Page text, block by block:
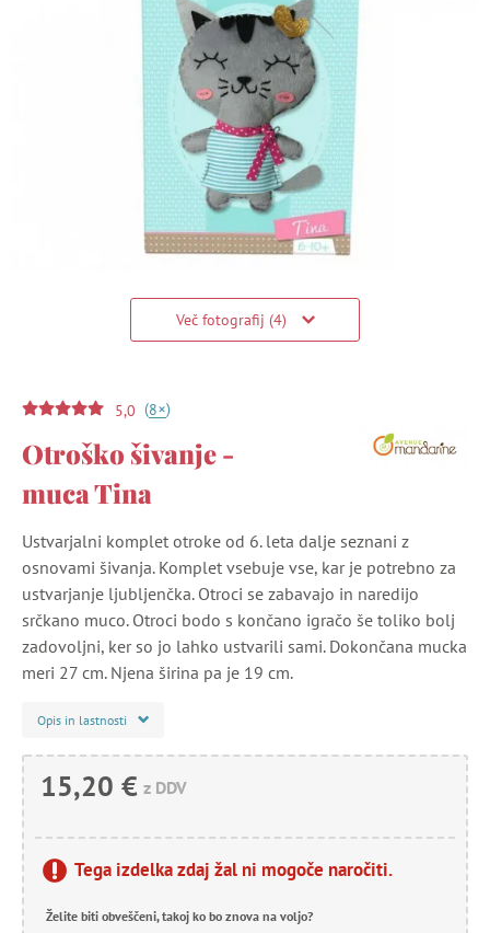
Več fotografij (4)
5,0 (8+)
Otroško šivanje -
muca Tina
Ustvarjalni komplet otroke od 6. leta dalje seznani z
osnovami šivanja. Komplet vsebuje vse, kar je potrebno za
ustvarjanje ljubljenčka. Otroci se zabavajo in naredijo
srčkano muco. Otroci bodo s končano igračo še toliko bolj
zadovoljni, ker so jo lahko ustvarili sami. Dokončana mucka
meri 27 cm. Njena širina pa je 19 cm.
Opis in lastnosti
15,20 € z DDV
Tega izdelka zdaj žal ni mogoče naročiti.
Želite biti obveščeni, takoj ko bo znova na voljo?